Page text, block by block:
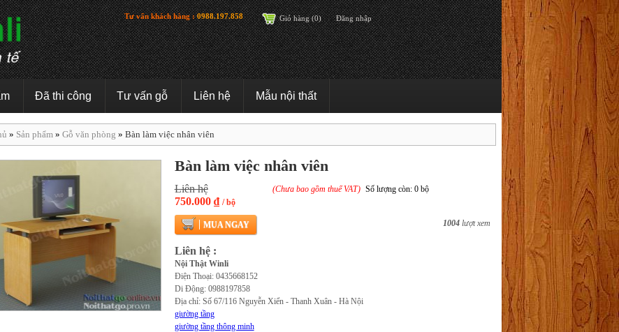
Tư vấn khách hàng :0988.197.858 Giỏ hàng (0) Đăng nhập
Đã thi công Tư vấn gỗ Liên hệ Mẫu nội thất
» Sản phẩm » Gỗ văn phòng » Bàn làm việc nhân viên
Bàn làm việc nhân viên
Liên hệ
750.000 ₫ / bộ
(Chưa bao gồm thuế VAT) Số lượng còn: 0 bộ
MUA NGAY 1004 lượt xem
Liên hệ :
Nội Thật Winli
Điện Thoại: 0435668152
Di Động: 0988197858
Địa chỉ: Số 67/116 Nguyễn Xiển - Thanh Xuân - Hà Nội
giường tầng
giường tầng thông minh